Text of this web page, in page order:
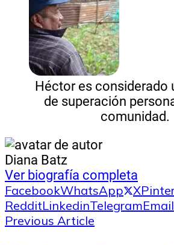
Héctor es considerado
de superación
comunidad.
Diana Batz
Ver biografía completa
FacebookWhatsApp X
RedditLinkedinTelegramEmail
Previous Article